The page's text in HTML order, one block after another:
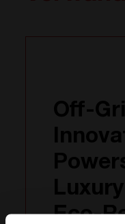
Off-
Eco-